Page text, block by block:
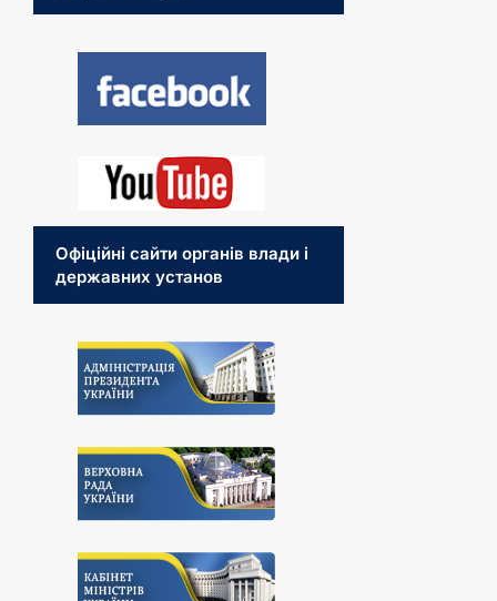
Офіційні сайти органів влади і
державних установ